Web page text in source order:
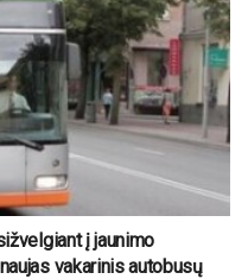
į jaunimo
vakarinis autobusų